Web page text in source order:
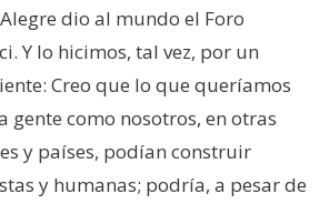
dio al mundo el Foro
Y lo hicimos, tal vez, por un
Creo que lo que queríamos
gente como nosotros, en otras
y países, podían construir
y humanas; podría, a pesar de